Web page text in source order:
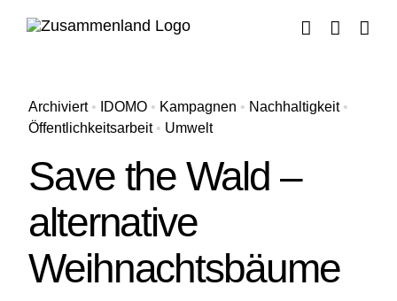
Zum
Archiviert• IDOMO• Kampagnen • Nachhaltigkeit•
Öffentlichkeitsarbeit• Umwelt
Save the Wald –
alternative
Weihnachtsbäume